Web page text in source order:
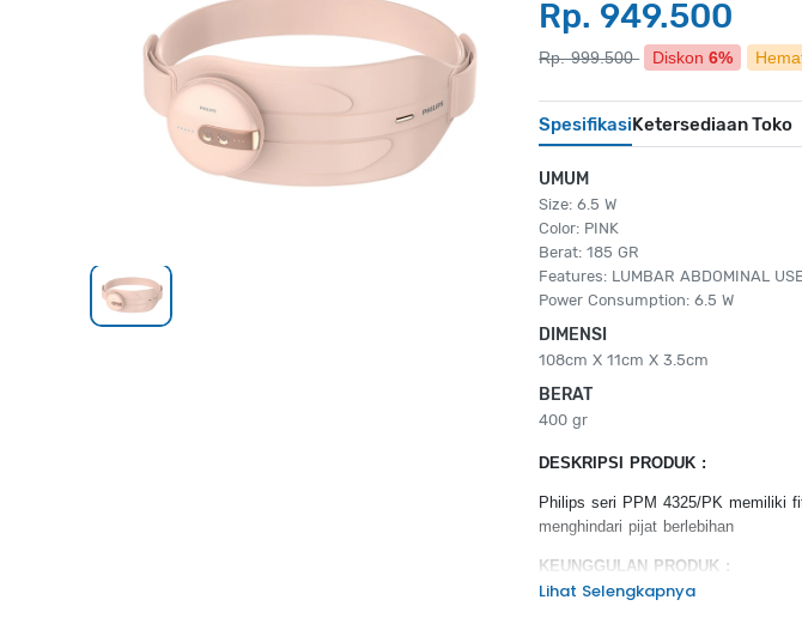
Rp. 949.500
Rp. 999.500 Diskon 6%
SpesifikasiKetersediaan Toko
UMUM
Size: 6.5 W
Color: PINK
Berat: 185 GR
Features: LUMBAR ABDOMINAL USE
Power Consumption: 6.5 W
DIMENSI
108cm X 11cm X 3.5cm
BERAT
400 gr
DESKRIPSI PRODUK :
Philips seri PPM 4325/PK memiliki
menghindari pijat berlebihan
KEUNGGULAN PRODUK :
Kompres panas area luas
Lihat Selengkapnya